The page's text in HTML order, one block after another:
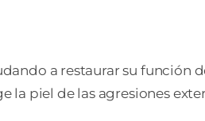
a restaurar su función
piel de las agresiones